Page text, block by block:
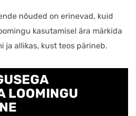
nõuded on erinevad, kuid
kasutamisel ära märkida
ja allikas, kust teos pärineb.
LOOMINGU